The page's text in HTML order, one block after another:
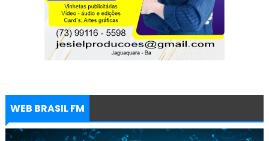
WEB BRASIL FM